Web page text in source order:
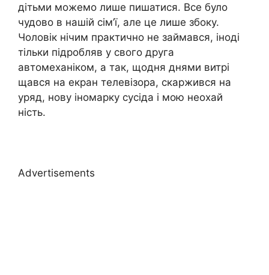
дітьми можемо лише пишатися. Все було
чудово в нашій сім’ї, але це лише збоку.
Чоловік нічим практично не займався, іноді
тільки підробляв у свого друга
автомеханіком, а так, щодня днями витрі
щався на екран телевізора, скаржився на
уряд, нову іномарку сусіда і мою неохай
ність.
Advertisements